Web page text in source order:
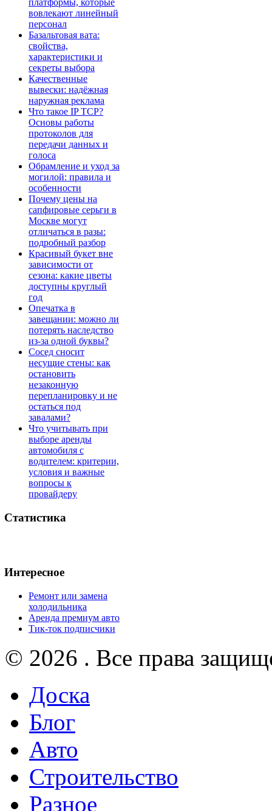
платформы, которые
вовлекают линейный
персонал
Базальтовая вата:
свойства,
характеристики и
секреты выбора
Качественные
вывески: надёжная
наружная реклама
Что такое IP TCP?
Основы работы
протоколов для
передачи данных и
голоса
Обрамление и уход за
могилой: правила и
особенности
Почему цены на
сапфировые серьги в
Москве могут
отличаться в разы:
подробный разбор
Красивый букет вне
зависимости от
сезона: какие цветы
доступны круглый
год
Опечатка в
завещании: можно ли
потерять наследство
из-за одной буквы?
Сосед сносит
несущие стены: как
остановить
незаконную
перепланировку и не
остаться под
завалами?
Что учитывать при
выборе аренды
автомобиля с
водителем: критерии,
условия и важные
вопросы к
провайдеру
Статистика
Интересное
Ремонт или замена
холодильника
Аренда премиум авто
Тик-ток подписчики
© 2026 . Все права
Доска
Блог
Авто
Строительство
Разное